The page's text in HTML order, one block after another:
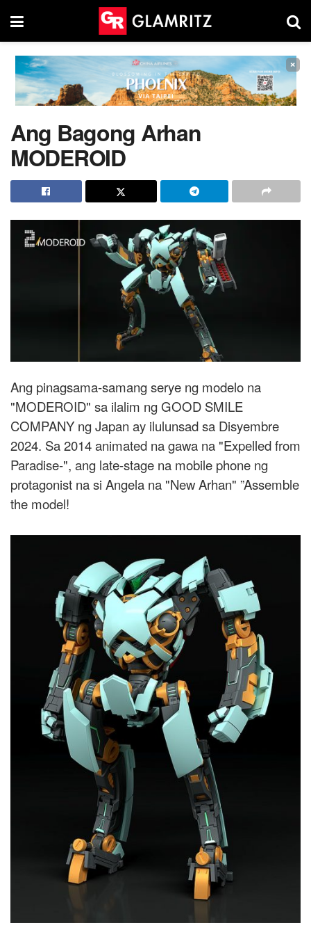
×
Ang Bagong Arhan
MODEROID
Ang pinagsama-samang serye ng modelo na
"MODEROID" sa ilalim ng GOOD SMILE
COMPANY ng Japan ay ilulunsad sa Disyembre
2024. Sa 2014 animated na gawa na "Expelled from
Paradise-", ang late-stage na mobile phone ng
protagonist na si Angela na "New Arhan" ”Assemble
the model!